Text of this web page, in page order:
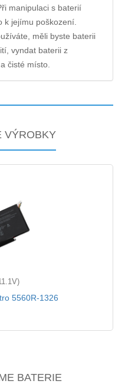
manipulaci s baterií
k jejímu poškození.
měli byste baterii
vyndat baterii z
čisté místo.
VÝROBKY
5560R-1326
BATERIE